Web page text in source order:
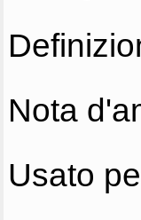
Nota
Usato